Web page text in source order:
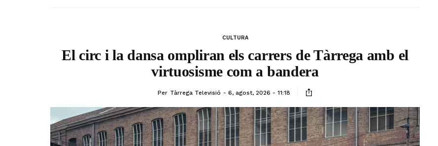
CULTURA
El circ i la dansa ompliran els carrers de Tàrrega amb el
virtuosisme com a bandera
Per Tàrrega Televisió 6, agost, 2026 - 11:18